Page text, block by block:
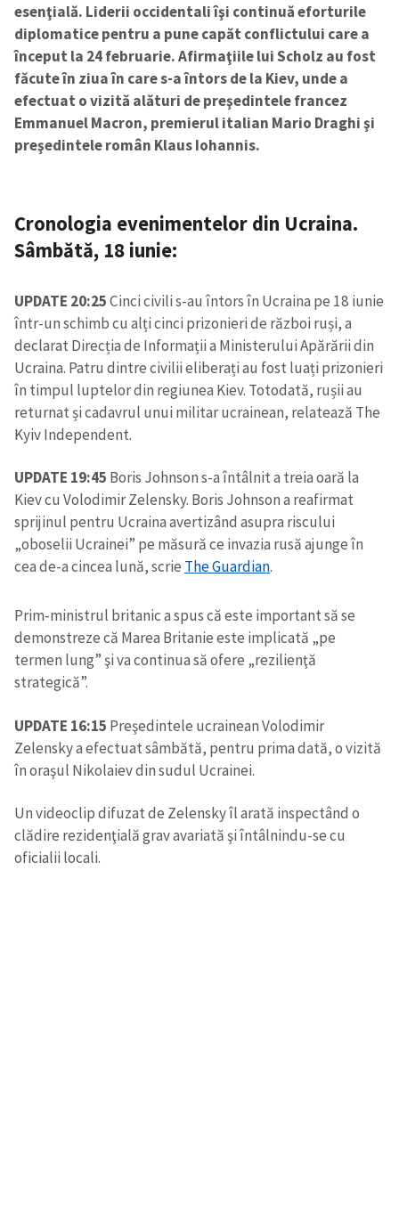
esenţială. Liderii occidentali îşi continuă eforturile
diplomatice pentru a pune capăt conflictului care a
început la 24 februarie. Afirmaţiile lui Scholz au fost
făcute în ziua în care s-a întors de la Kiev, unde a
efectuat o vizită alături de preşedintele francez
Emmanuel Macron, premierul italian Mario Draghi şi
preşedintele român Klaus Iohannis.
Cronologia evenimentelor din Ucraina.
Sâmbătă, 18 iunie:
UPDATE 20:25Cinci civili s-au întors în Ucraina pe 18 iunie
într-un schimb cu alți cinci prizonieri de război ruși, a
declarat Direcția de Informații a Ministerului Apărării din
Ucraina. Patru dintre civilii eliberați au fost luați prizonieri
în timpul luptelor din regiunea Kiev. Totodată, rușii au
returnat și cadavrul unui militar ucrainean, relatează The
Kyiv Independent.
UPDATE 19:45 Boris Johnson s-a întâlnit a treia oară la
Kiev cu Volodimir Zelensky. Boris Johnson a reafirmat
sprijinul pentru Ucraina avertizând asupra riscului
„oboselii Ucrainei” pe măsură ce invazia rusă ajunge în
cea de-a cincea lună, scrie The Guardian.
Prim-ministrul britanic a spus că este important să se
demonstreze că Marea Britanie este implicată „pe
termen lung” şi va continua să ofere „rezilienţă
strategică”.
UPDATE 16:15 Preşedintele ucrainean Volodimir
Zelensky a efectuat sâmbătă, pentru prima dată, o vizită
în oraşul Nikolaiev din sudul Ucrainei.
Un videoclip difuzat de Zelensky îl arată inspectând o
clădire rezidenţială grav avariată şi întâlnindu-se cu
oficialii locali.